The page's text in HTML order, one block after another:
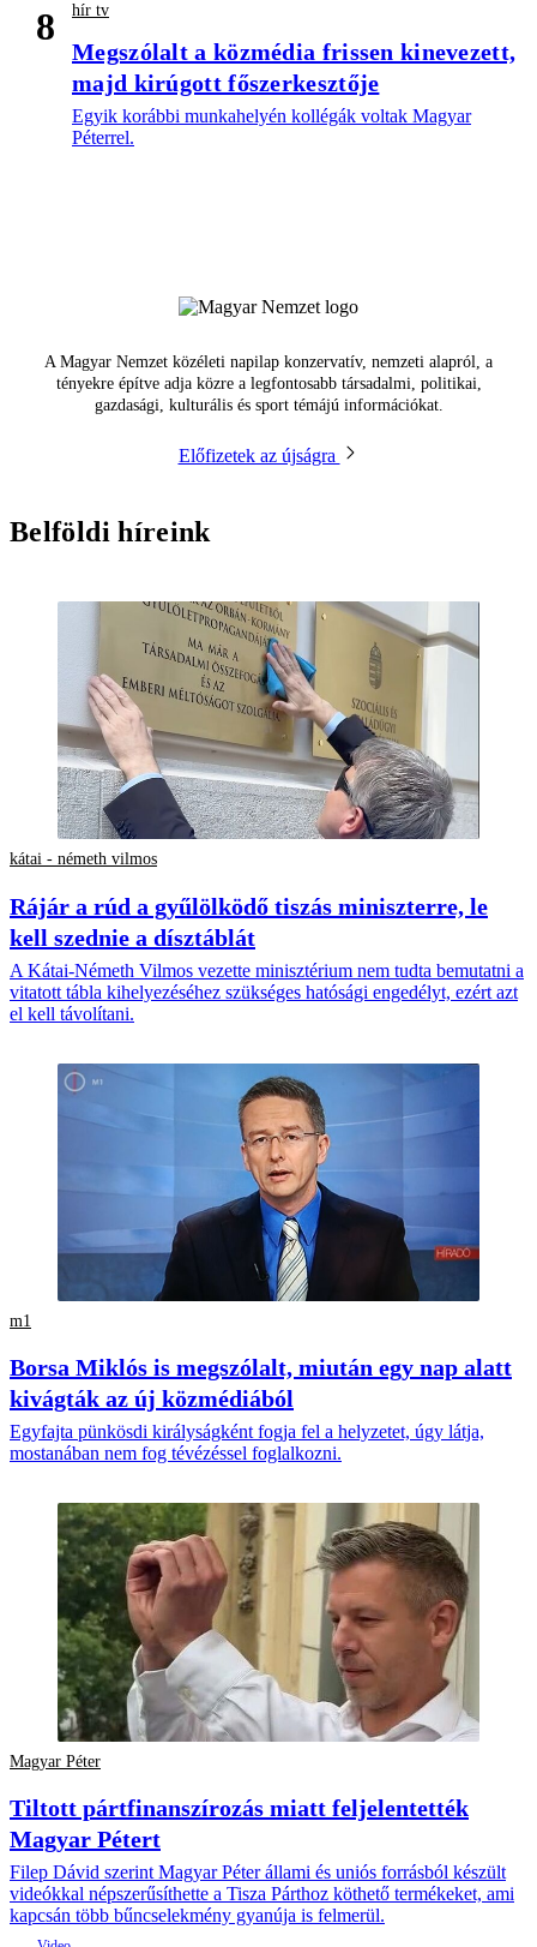
8 hír tv
Megszólalt a közmédia frissen kinevezett,
majd kirúgott főszerkesztője
Egyik korábbi munkahelyén kollégák voltak Magyar
Péterrel.
A Magyar Nemzet közéleti napilap konzervatív, nemzeti alapról, a
tényekre építve adja közre a legfontosabb társadalmi, politikai,
gazdasági, kulturális és sport témájú információkat.
Előfizetek az újságra
Belföldi híreink
kátai - németh vilmos
Rájár a rúd a gyűlölködő tiszás miniszterre, le
kell szednie a dísztáblát
A Kátai-Németh Vilmos vezette minisztérium nem tudta bemutatni a
vitatott tábla kihelyezéséhez szükséges hatósági engedélyt, ezért azt
el kell távolítani.
m1
Borsa Miklós is megszólalt, miután egy nap alatt
kivágták az új közmédiából
Egyfajta pünkösdi királyságként fogja fel a helyzetet, úgy látja,
mostanában nem fog tévézéssel foglalkozni.
Magyar Péter
Tiltott pártfinanszírozás miatt feljelentették
Magyar Pétert
Filep Dávid szerint Magyar Péter állami és uniós forrásból készült
videókkal népszerűsíthette a Tisza Párthoz köthető termékeket, ami
kapcsán több bűncselekmény gyanúja is felmerül.